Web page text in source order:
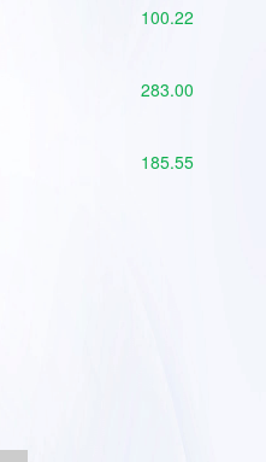
100.22
283.00
185.55